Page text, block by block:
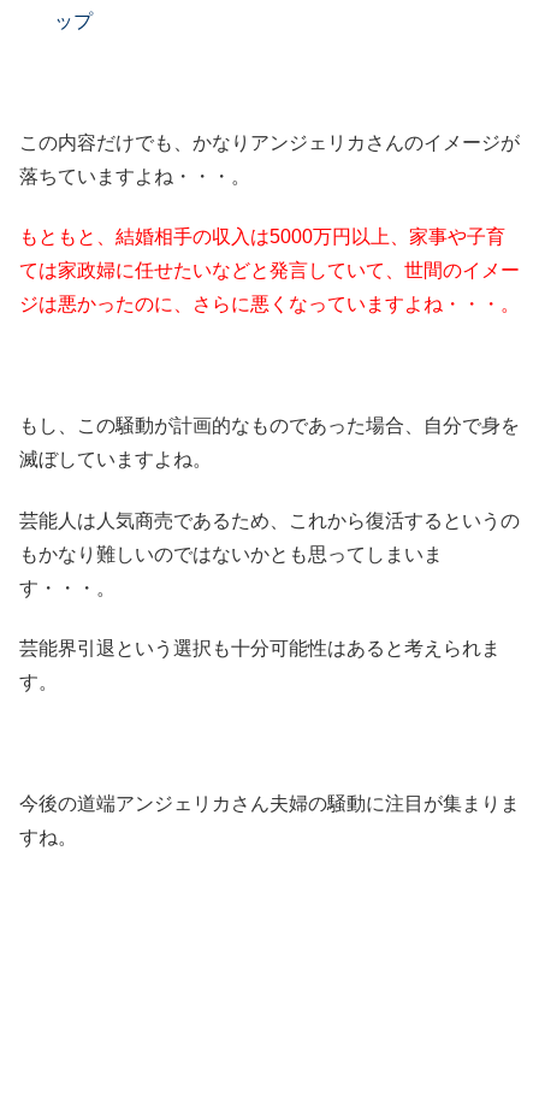
ップ
この内容だけでも、かなりアンジェリカさんのイメージが
落ちていますよね・・・。
もともと、結婚相手の収入は5000万円以上、家事や子育
ては家政婦に任せたいなどと発言していて、世間のイメー
ジは悪かったのに、さらに悪くなっていますよね・・・。
もし、この騒動が計画的なものであった場合、自分で身を
滅ぼしていますよね。
芸能人は人気商売であるため、これから復活するというの
もかなり難しいのではないかとも思ってしまいま
す・・・。
芸能界引退という選択も十分可能性はあると考えられま
す。
今後の道端アンジェリカさん夫婦の騒動に注目が集まりま
すね。